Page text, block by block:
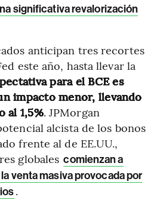
significativa revalorización
anticipan tres recortes
este año, hasta llevar la
para el BCE es
impacto menor, llevando
al 1,5%. JPMorgan
alcista de los bonos
frente al de EE.UU.,
globales comienzan a
venta masiva provocada por
.